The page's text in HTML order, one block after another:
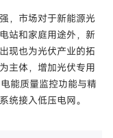
，市场对于新能源光
站和家庭用途外，新
现也为光伏产业的拓
主体，增加光伏专用
能质量监控功能与精
统接入低压电网。